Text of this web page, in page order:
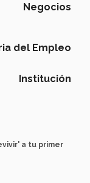
Negocios
del Empleo
Institución
a tu primer